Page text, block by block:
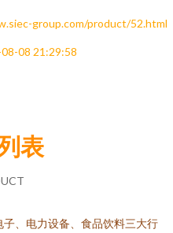
group.com/product/52.html
08 21:29:58
表